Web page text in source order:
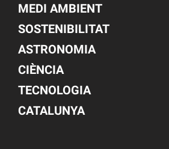
MEDI AMBIENT
SOSTENIBILITAT
ASTRONOMIA
CIÈNCIA
TECNOLOGIA
CATALUNYA